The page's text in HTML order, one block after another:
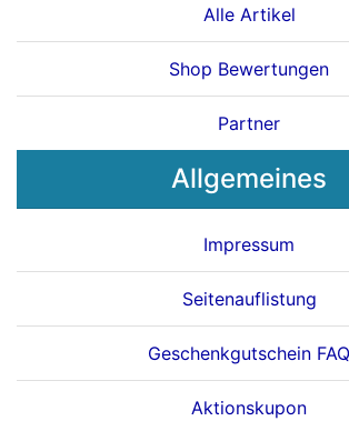
Alle Artikel
Shop Bewertungen
Partner
Allgemeines
Impressum
Seitenauflistung
Geschenkgutschein FAQ
Aktionskupon